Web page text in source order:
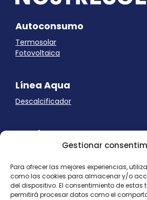
Gestionar
Para ofrecer las mejores experiencias,
como las cookies para almacenar y/o
del dispositivo. El consentimiento de estas
permitirá procesar datos como el
Autoconsumo
Termosolar
Fotovoltaica
Línea Aqua
Descalcificador
Ayuda
Panel Cookies
Política de privacidad
contacto@nostresol.com